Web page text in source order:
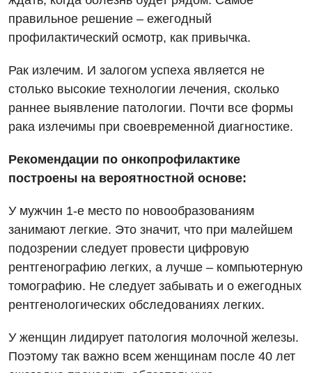
правильное решение – ежегодный
профилактический осмотр, как привычка.
Рак излечим. И залогом успеха является не
столько высокие технологии лечения, сколько
раннее выявление патологии. Почти все формы
рака излечимы при своевременной диагностике.
Рекомендации по онкопрофилактике
построены на вероятностной основе:
У мужчин 1-е место по новообразованиям
занимают легкие. Это значит, что при малейшем
подозрении следует провести цифровую
рентгенографию легких, а лучше – компьютерную
томографию. Не следует забывать и о ежегодных
рентгенологических обследованиях легких.
У женщин лидирует патология молочной железы.
Поэтому так важно всем женщинам после 40 лет